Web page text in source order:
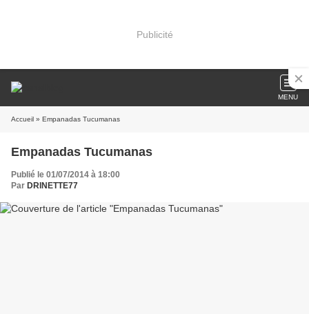
Publicité
MENU
Accueil » Empanadas Tucumanas
Empanadas Tucumanas
Publié le 01/07/2014 à 18:00
Par DRINETTE77